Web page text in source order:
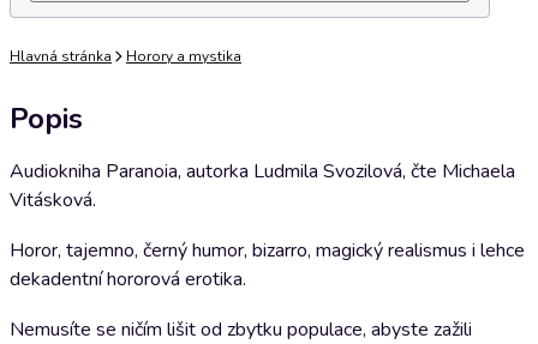
Hlavná stránka Horory a mystika
Popis
Audiokniha Paranoia, autorka Ludmila Svozilová, čte Michaela
Vitásková.
Horor, tajemno, černý humor, bizarro, magický realismus i lehce
dekadentní hororová erotika.
Nemusíte se ničím lišit od zbytku populace, abyste zažili